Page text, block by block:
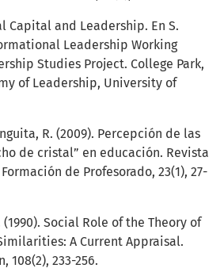
Capital and Leadership. En S.
Leadership Working
Studies Project. College Park,
of Leadership, University of
R. (2009). Percepción de las
de cristal” en educación. Revista
de Profesorado, 23(1), 27-
(1990). Social Role of the Theory of
A Current Appraisal.
108(2), 233-256.